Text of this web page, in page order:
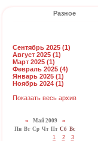
Разное
Сентябрь 2025 (1)
Август 2025 (1)
Март 2025 (1)
Февраль 2025 (4)
Январь 2025 (1)
Ноябрь 2024 (1)
Показать весь архив
«Май 2009 »
Пн Вт Ср Чт Пт Сб Вс
1
2
3